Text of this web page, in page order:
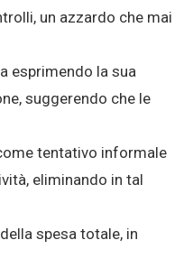
un azzardo che mai
esprimendo la sua
suggerendo che le
tentativo informale
eliminando in tal
spesa totale, in